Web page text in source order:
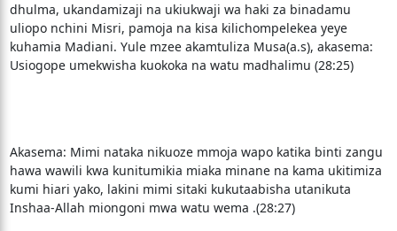
dhulma, ukandamizaji na ukiukwaji wa haki za binadamu
uliopo nchini Misri, pamoja na kisa kilichompelekea yeye
kuhamia Madiani. Yule mzee akamtuliza Musa(a.s), akasema:
Usiogope umekwisha kuokoka na watu madhalimu (28:25)
Akasema: Mimi nataka nikuoze mmoja wapo katika binti zangu
hawa wawili kwa kunitumikia miaka minane na kama ukitimiza
kumi hiari yako, lakini mimi sitaki kukutaabisha utanikuta
Inshaa-Allah miongoni mwa watu wema .(28:27)